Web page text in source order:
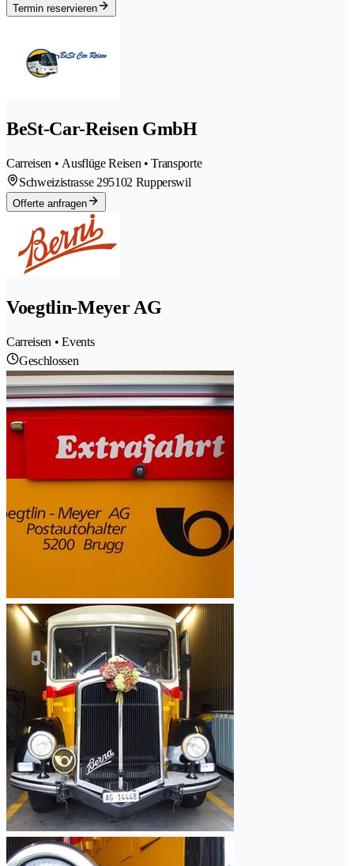
Termin reservieren
BeSt-Car-Reisen GmbH
Carreisen • Ausflüge Reisen • Transporte
Schweizistrasse 295102 Rupperswil
Offerte anfragen
Voegtlin-Meyer AG
Carreisen • Events
Geschlossen